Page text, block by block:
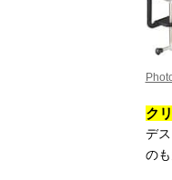
ク
デ
のも